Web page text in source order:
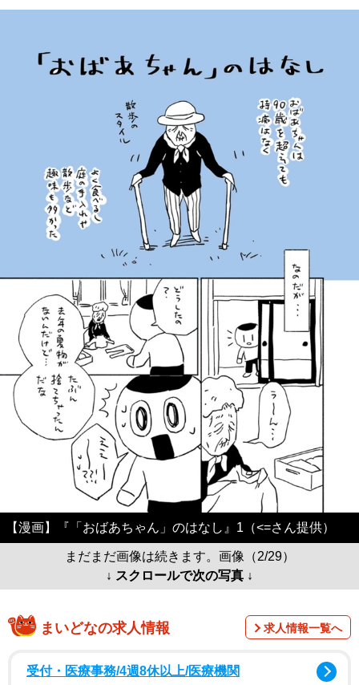
【漫画】『「おばあちゃん」のはなし』1（<=さん提供）
まだまだ画像は続きます。画像（2/29）
↓ スクロールで次の写真 ↓
まいどなの求人情報 求人情報一覧へ
受付・医療事務/4週8休以上/医療機関